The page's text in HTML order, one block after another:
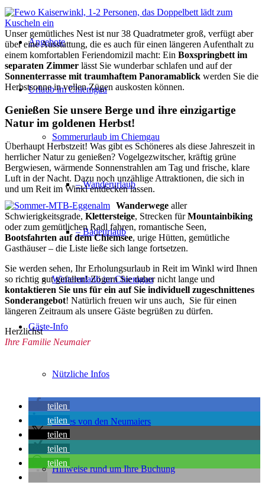
Angebote
Urlaub im Chiemgau
Sommerurlaub im Chiemgau
– Wanderurlaub
– Badeurlaub
Winterurlaub im Chiemgau
Gäste-Info
Nützliche Infos
Neues von den Neumaiers
Hinweise rund um Ihre Buchung
Unser gemütliches Nest ist nur 38 Quadratmeter groß, verfügt aber
über eine Ausstattung, die es auch für einen längeren Aufenthalt zu
einem komfortablen Feriendomizil macht: Ein Boxspringbett im
separaten Zimmer lässt Sie wunderbar schlafen und auf der
Sonnenterrasse mit traumhaftem Panoramablick werden Sie die
Herbstsonne in vollen Zügen auskosten können.
Genießen Sie unsere Berge und ihre einzigartige
Natur im goldenen Herbst!
Überhaupt Herbstzeit! Was gibt es Schöneres als diese Jahreszeit in
herrlicher Natur zu genießen? Vogelgezwitscher, kräftig grüne
Bergwiesen, wärmende Sonnenstrahlen am Tag und frische, klare
Luft in der Nacht. Dazu noch unzählige Attraktionen, die sich in
und um Reit im Winkl entdecken lassen.
Wanderwege aller
Schwierigkeitsgrade, Klettersteige, Strecken fürMountain­biking
oder zum gemütlichen Radl fahren, romantische Seen,
Bootsfahrten auf dem Chiemsee, urige Hütten, gemütliche
Gasthäuser – die Liste ließe sich lange fortsetzen.
Sie werden sehen, Ihr Erholungsurlaub in Reit im Winkl wird Ihnen
so richtig gut gefallen! Zögern Sie daher nicht lange und
kontaktieren Sie uns für ein auf Sie individuell zugeschnittenes
Sonderangebot! Natürlich freuen wir uns auch, Sie für einen
längeren Zeitraum als unsere Gäste begrüßen zu dürfen.
Herzlichst
Ihre Familie Neumaier
teilen
teilen
teilen
teilen
teilen